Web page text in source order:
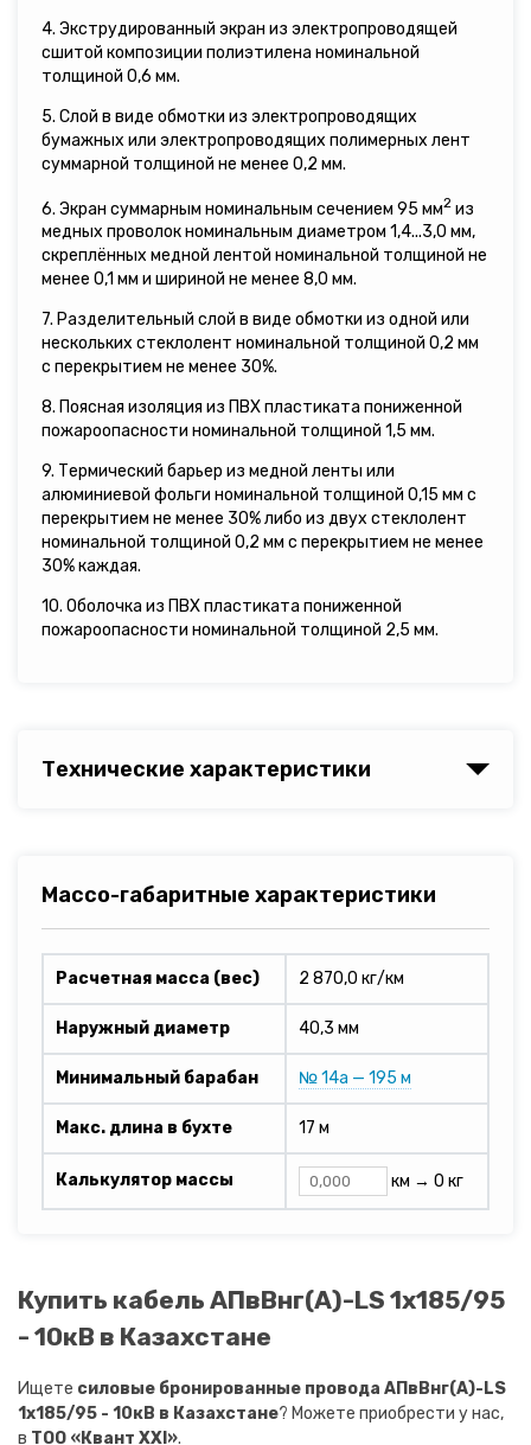
4. Экструдированный экран из электропроводящей
сшитой композиции полиэтилена номинальной
толщиной 0,6 мм.
5. Слой в виде обмотки из электропроводящих
бумажных или электропроводящих полимерных лент
суммарной толщиной не менее 0,2 мм.
6. Экран суммарным номинальным сечением 95 мм2 из
медных проволок номинальным диаметром 1,4...3,0 мм,
скреплённых медной лентой номинальной толщиной не
менее 0,1 мм и шириной не менее 8,0 мм.
7. Разделительный слой в виде обмотки из одной или
нескольких стеклолент номинальной толщиной 0,2 мм
с перекрытием не менее 30%.
8. Поясная изоляция из ПВХ пластиката пониженной
пожароопасности номинальной толщиной 1,5 мм.
9. Термический барьер из медной ленты или
алюминиевой фольги номинальной толщиной 0,15 мм с
перекрытием не менее 30% либо из двух стеклолент
номинальной толщиной 0,2 мм с перекрытием не менее
30% каждая.
10. Оболочка из ПВХ пластиката пониженной
пожароопасности номинальной толщиной 2,5 мм.
Технические характеристики
Массо-габаритные характеристики
Расчетная масса (вес) 2 870,0 кг/км
Наружный диаметр 40,3 мм
Минимальный барабан № 14а — 195 м
Макс. длина в бухте 17 м
Калькулятор массы км → 0 кг
Купить кабель АПвВнг(A)-LS 1х185/95
- 10кВ в Казахстане
Ищете силовые бронированные провода АПвВнг(A)-LS
1х185/95 - 10кВ в Казахстане? Можете приобрести у нас,
в ТОО «Квант XXI».